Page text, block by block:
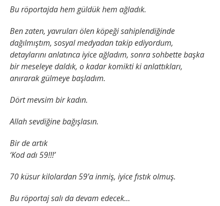
Bu röportajda hem güldük hem ağladık.
Ben zaten, yavruları ölen köpeği sahiplendiğinde
dağılmıştım, sosyal medyadan takip ediyordum,
detaylarını anlatınca iyice ağladım, sonra sohbette başka
bir meseleye daldık, o kadar komikti ki anlattıkları,
anırarak gülmeye başladım.
Dört mevsim bir kadın.
Allah sevdiğine bağışlasın.
Bir de artık
‘Kod adı 59!!!’
70 küsur kilolardan 59’a inmiş, iyice fıstık olmuş.
Bu röportaj salı da devam edecek…